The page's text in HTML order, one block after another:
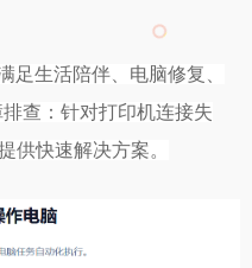
足生活陪伴、电脑修复、
查：针对打印机连接失
供快速解决方案。